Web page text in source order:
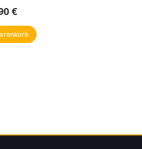
€